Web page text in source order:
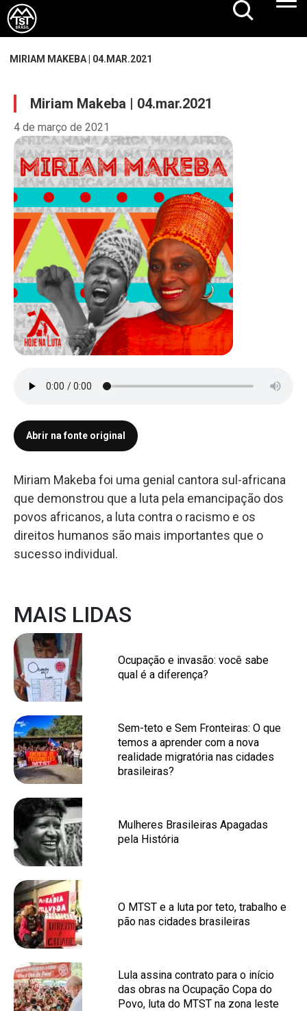
MIRIAM MAKEBA | 04.MAR.2021
Miriam Makeba | 04.mar.2021
4 de março de 2021
Abrir na fonte original
Miriam Makeba foi uma genial cantora sul-africana
que demonstrou que a luta pela emancipação dos
povos africanos, a luta contra o racismo e os
direitos humanos são mais importantes que o
sucesso individual.
MAIS LIDAS
Ocupação e invasão: você sabe
qual é a diferença?
Sem-teto e Sem Fronteiras: O que
temos a aprender com a nova
realidade migratória nas cidades
brasileiras?
Mulheres Brasileiras Apagadas
pela História
O MTST e a luta por teto, trabalho e
pão nas cidades brasileiras
Lula assina contrato para o início
das obras na Ocupação Copa do
Povo, luta do MTST na zona leste